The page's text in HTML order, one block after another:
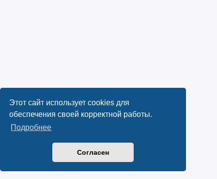
Этот сайт использует cookies для
обеспечения своей корректной работы.
Подробнее
Согласен